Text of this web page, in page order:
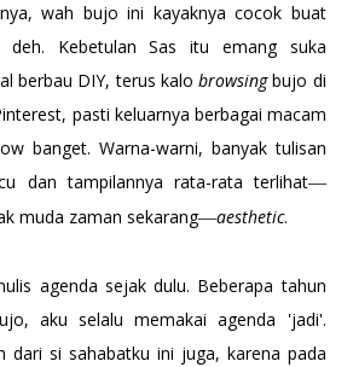
wah bujo ini kayaknya cocok buat
deh. Kebetulan Sas itu emang suka
berbau DIY, terus kalobrowsingbujo di
pasti keluarnya berbagai macam
banget. Warna-warni, banyak tulisan
dan tampilannya rata-rata terlihat—
muda zaman sekarang—aesthetic.
agenda sejak dulu. Beberapa tahun
aku selalu memakai agenda 'jadi'.
dari si sahabatku ini juga, karena pada